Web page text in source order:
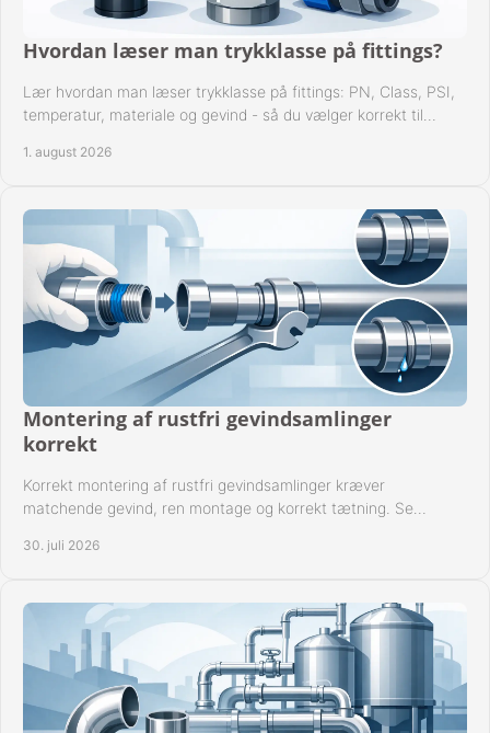
Hvordan læser man trykklasse på fittings?
Lær hvordan man læser trykklasse på fittings: PN, Class, PSI,
temperatur, materiale og gevind - så du vælger korrekt til
1. august 2026
Montering af rustfri gevindsamlinger
korrekt
Korrekt montering af rustfri gevindsamlinger kræver
matchende gevind, ren montage og korrekt tætning. Se
30. juli 2026